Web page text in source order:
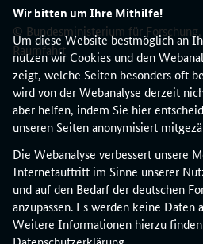
Wir bitten um Ihre Mithilfe!
Um diese Website bestmöglich an
nutzen wir Cookies und den
zeigt, welche Seiten besonders oft
wird von der Webanalyse derzeit
aber helfen, indem Sie hier
unseren Seiten anonymisiert
Die Webanalyse verbessert unsere
Internetauftritt im Sinne unserer
und auf den Bedarf der deutschen
anzupassen. Es werden keine
Weitere Informationen hierzu
© Bundesministerium für
Raumfahrt